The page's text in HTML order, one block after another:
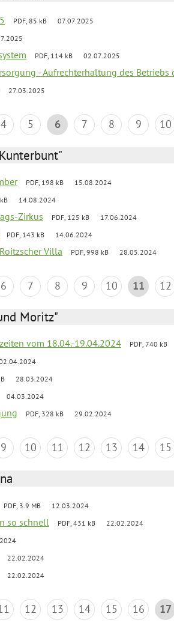
PDF, 85 kB 07.07.2025
PDF, 114 kB 02.07.2025
- Aufrechterhaltung des Betriebs
27.03.2025
4 5 6 7 8 9 10
PDF, 198 kB 15.08.2024
14.08.2024
Zirkus PDF, 125 kB 17.06.2024
PDF, 143 kB 14.06.2024
Villa PDF, 998 kB 28.05.2024
6 7 8 9 10 11 12
Moritz"
vom 18.04.-19.04.2024 PDF, 740 kB
28.03.2024
04.03.2024
PDF, 328 kB 29.02.2024
9 10 11 12 13 14 15
PDF, 3.9 MB 12.03.2024
so schnell PDF, 431 kB 22.02.2024
22.02.2024
22.02.2024
12 13 14 15 16 17